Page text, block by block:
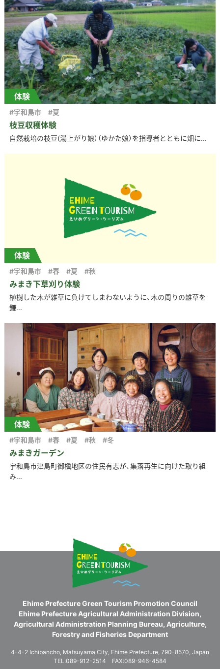
体験
枝豆収穫体験
#宇和島市 #夏
自然栽培の枝豆(湯上がり娘）（ゆかた娘）を指導者とともに畑に...
体験
みまき下草刈り体験
#宇和島市 #春 #夏 #秋
植樹した木が雑草に負けてしまわないように、木の周りの雑草を
鎌...
体験
みまきガーデン
#宇和島市 #春 #夏 #秋 #冬
宇和島市津島町御槇地区の住民有志が、集落再生に向けた取り組
み...
Ehime Prefecture Green Tourism Promotion Council
Ehime Prefecture Agricultural Administration Division,
Agricultural Administration Planning Bureau, Agriculture,
Forestry and Fisheries Department
4-4-2 Ichibancho, Matsuyama City, Ehime Prefecture, 790-8570, Japan
TEL:089-912-2514 FAX:089-946-4584